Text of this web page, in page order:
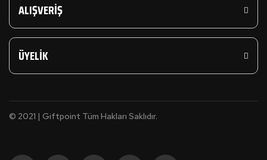
ALIŞVERİŞ
ÜYELİK
© 2021 | Giftpoint Tüm Hakları Saklıdır.